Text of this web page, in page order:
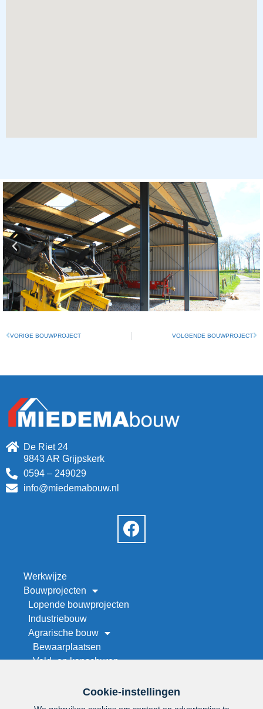
VORIGE BOUWPROJECT VOLGENDE BOUWPROJECT
De Riet 24
9843 AR Grijpskerk
0594 – 249029
info@miedemabouw.nl
Werkwijze
Bouwprojecten
Lopende bouwprojecten
Industriebouw
Agrarische bouw
Bewaarplaatsen
Veld- en kapschuren
StallenbouwCookie-instellingen